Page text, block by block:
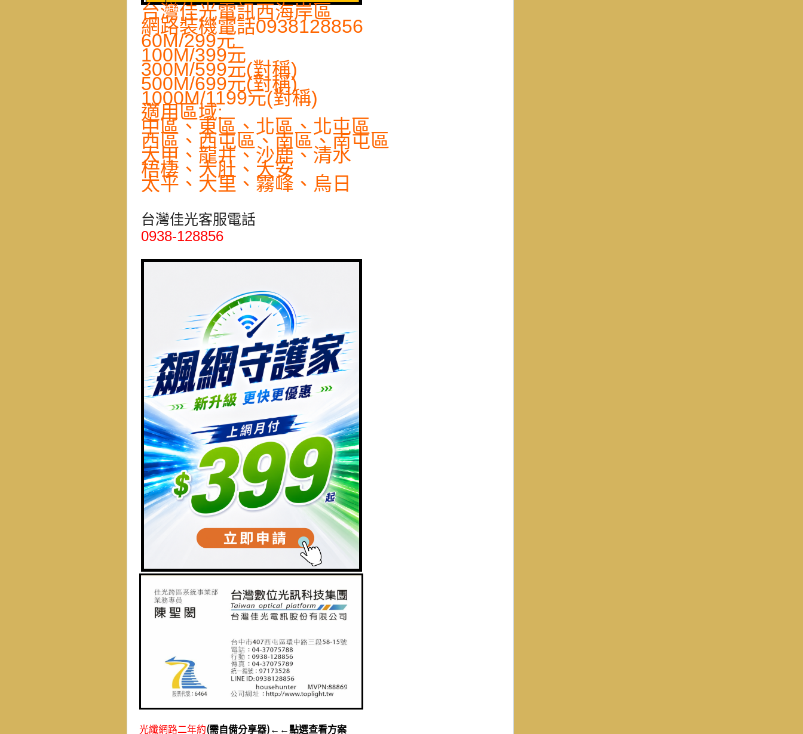
台灣佳光電訊西海岸區
網路裝機電話0938128856
60M/299元
100M/399元
300M/599元(對稱)
500M/699元(對稱)
1000M/1199元(對稱)
適用區域:
中區、東區、北區、北屯區
西區、西屯區、南區、南屯區
大甲、龍井、沙鹿、清水
梧棲、大肚、大安
太平、大里、霧峰、烏日
台灣佳光客服電話
0938-128856
光纖網路二年約(需自備分享器)←←點選查看方案